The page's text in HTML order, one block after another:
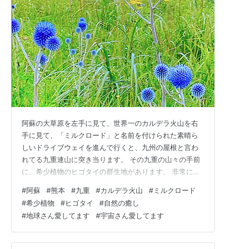
阿蘇の大草原を左手に見て、世界一のカルデラ火山を右
手に見て、「ミルクロード」と名前を付けられた素晴ら
しいドライブウェイを進んで行くと、九州の屋根と言わ
れてる九重連山に突き当ります。 その九重の山々の手前
に、希少植物のヒゴタイの群生地があります。 非常に珍
して、癒されます。 花は美しく、私達の心と波長が合っ
ていますから、その美しさと優しさが心にしみわたって
くるのです。 九重の山々も緑に覆われて、雄々しく素晴
らしいです。 お花さんに感謝、感謝、感謝 山々に感謝、
感謝、感謝 地球さんや宇宙さん、自然の事を学び出会
#阿蘇 #熊本 #九重 #カルデラ火山 #ミルクロード
#希少植物 #ヒゴタイ #自然の癒し
#地球さん愛してます #宇宙さん愛してます